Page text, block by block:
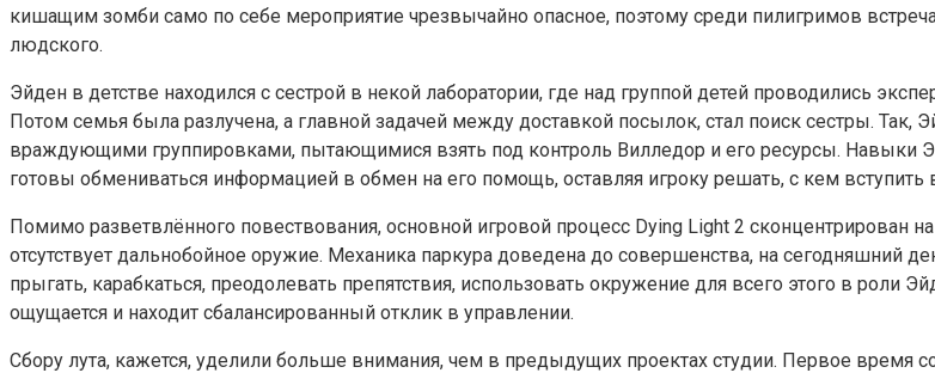
кишащим зомби само по себе мероприятие чрезвычайно опасное, поэтому среди пилигримов
людского.
Эйден в детстве находился с сестрой в некой лаборатории, где над группой детей проводились
Потом семья была разлучена, а главной задачей между доставкой посылок, стал поиск сестры.
враждующими группировками, пытающимися взять под контроль Вилледор и его ресурсы. Навыки
готовы обмениваться информацией в обмен на его помощь, оставляя игроку решать, с кем
Помимо разветвлённого повествования, основной игровой процесс Dying Light 2 сконцентрирован
отсутствует дальнобойное оружие. Механика паркура доведена до совершенства, на сегодняшний
прыгать, карабкаться, преодолевать препятствия, использовать окружение для всего этого в роли
ощущается и находит сбалансированный отклик в управлении.
Сбору лута, кажется, уделили больше внимания, чем в предыдущих проектах студии. Первое